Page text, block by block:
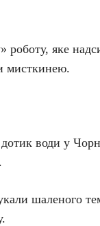
роботу, яке
мисткинею.
води у
шаленого